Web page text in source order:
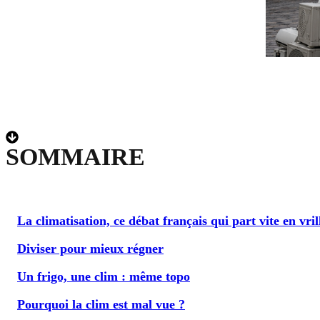
SOMMAIRE
La climatisation, ce débat français qui part vite en
Diviser pour mieux régner
Un frigo, une clim : même topo
Pourquoi la clim est mal vue ?